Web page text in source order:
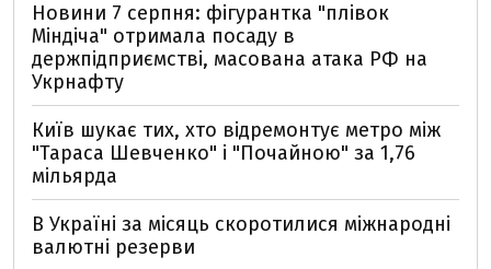
Новини 7 серпня: фігурантка "плівок
Міндіча" отримала посаду в
держпідприємстві, масована атака РФ на
Укрнафту
Київ шукає тих, хто відремонтує метро між
"Тараса Шевченко" і "Почайною" за 1,76
мільярда
В Україні за місяць скоротилися міжнародні
валютні резерви